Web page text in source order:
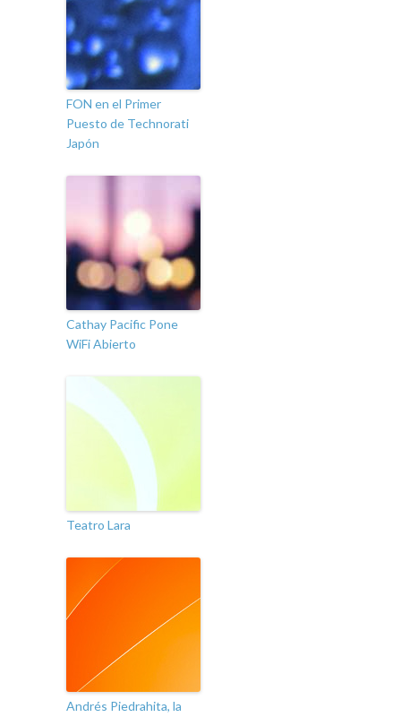
FON en el Primer
Puesto de Technorati
Japón
Cathay Pacific Pone
WiFi Abierto
Teatro Lara
Andrés Piedrahita, la